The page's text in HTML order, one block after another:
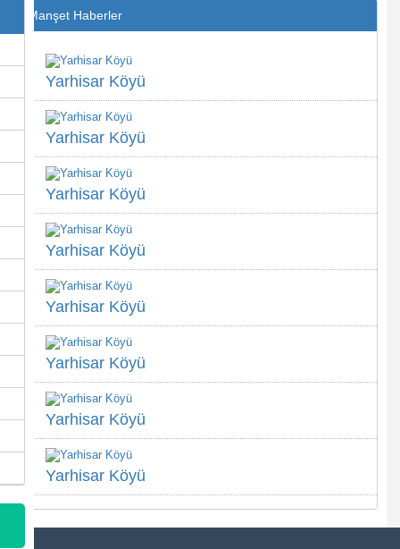
Manşet Haberler
Yarhisar Köyü
Yarhisar Köyü
Yarhisar Köyü
Yarhisar Köyü
Yarhisar Köyü
Yarhisar Köyü
Yarhisar Köyü
Yarhisar Köyü